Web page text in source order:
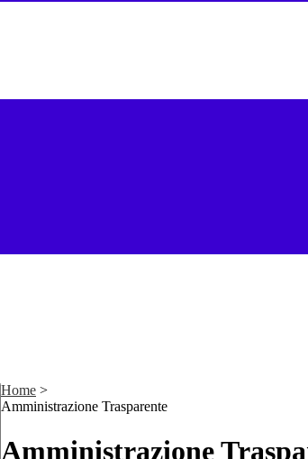
Home >
Amministrazione Trasparente
Amministrazione